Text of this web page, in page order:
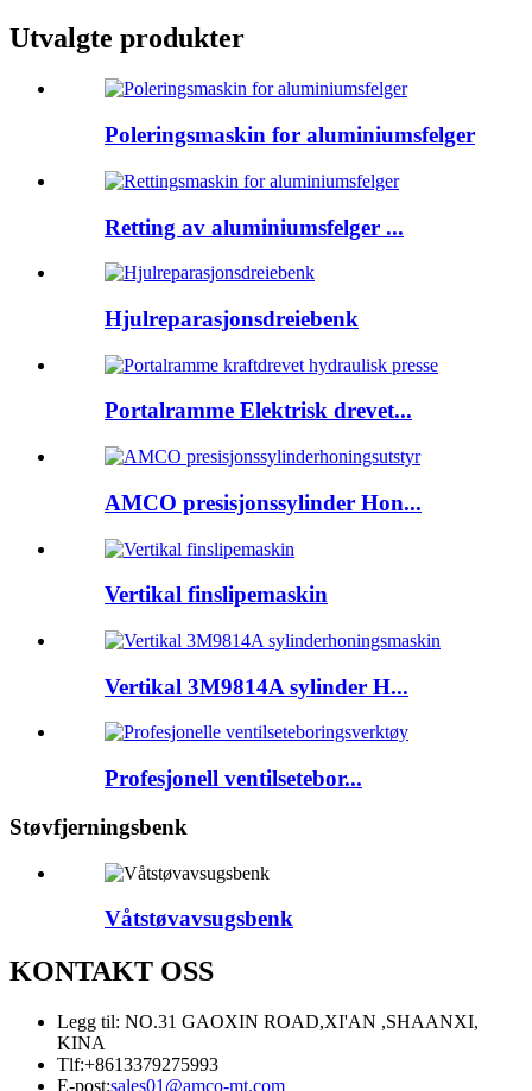
Utvalgte produkter
Poleringsmaskin for aluminiumsfelger
Retting av aluminiumsfelger ...
Hjulreparasjonsdreiebenk
Portalramme Elektrisk drevet...
AMCO presisjonssylinder Hon...
Vertikal finslipemaskin
Vertikal 3M9814A sylinder H...
Profesjonell ventilsetebor...
Støvfjerningsbenk
Våtstøvavsugsbenk
KONTAKT OSS
Legg til: NO.31 GAOXIN ROAD,XI'AN ,SHAANXI,
KINA
Tlf:+8613379275993
E-post:sales01@amco-mt.com